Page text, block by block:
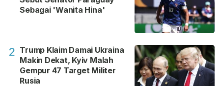
Sebagai 'Wanita Hina'
2 Trump Klaim Damai Ukraina
Makin Dekat, Kyiv Malah
Gempur 47 Target Militer
Rusia